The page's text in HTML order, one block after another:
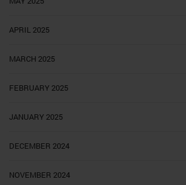
APRIL 2025
MARCH 2025
FEBRUARY 2025
JANUARY 2025
DECEMBER 2024
NOVEMBER 2024